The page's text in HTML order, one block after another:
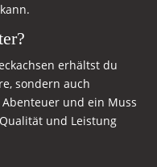
erhältst du
sondern auch
und ein Muss
und Leistung